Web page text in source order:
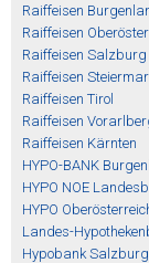
Raiffeisen
Raiffeisen
Raiffeisen Salzburg
Raiffeisen
Raiffeisen Tirol
Raiffeisen
Raiffeisen Kärnten
HYPO-BANK
HYPO NOE
HYPO
Landes-
Hypobank Salzburg